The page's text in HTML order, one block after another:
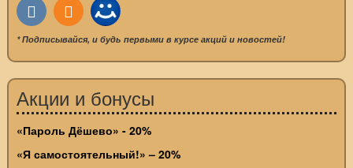
* Подписывайся, и будь первыми в курсе акций и новостей!
Акции и бонусы
«Пароль Дёшево» - 20%
«Я самостоятельный!» – 20%